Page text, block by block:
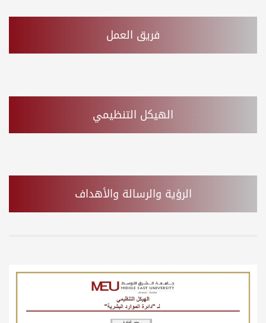
فريق العمل
الهيكل التنظيمي
الرؤية والرسالة والأهداف